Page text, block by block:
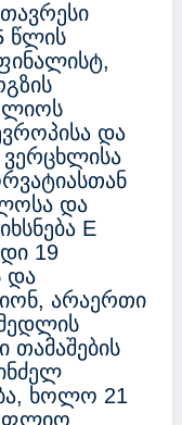
წლის
და
და
E
19
და
არაერთი
ხოლო 21